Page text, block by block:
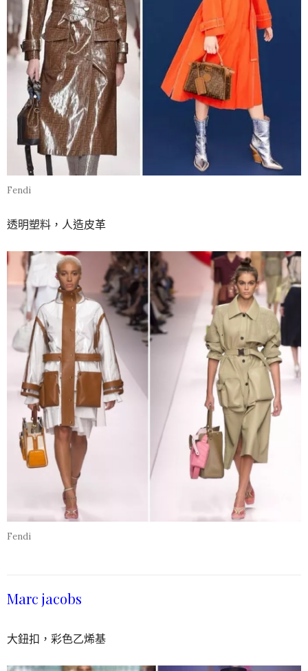
Fendi
透明塑料，人造皮革
Fendi
Marc jacobs
大鈕扣，彩色乙烯基